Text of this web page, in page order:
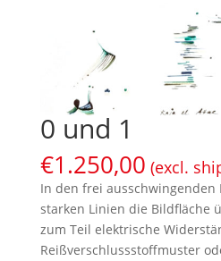
0 und 1
€1.250,00 (excl.
In den frei ausschwingenden
starken Linien die Bildfläche
zum Teil elektrische
Reißverschlussstoffmuster